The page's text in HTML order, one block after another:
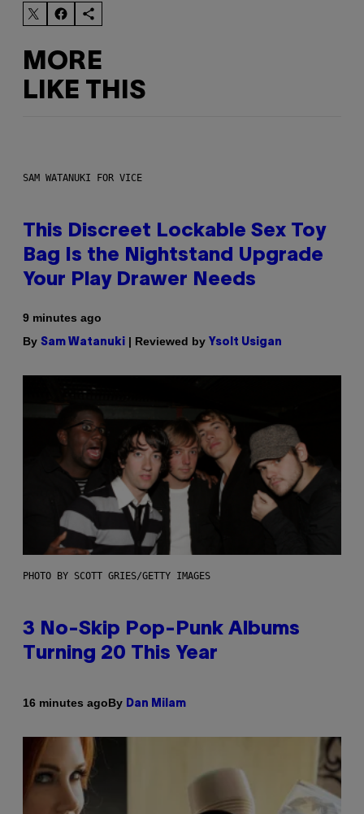
MORE
LIKE THIS
SAM WATANUKI FOR VICE
This Discreet Lockable Sex Toy
Bag Is the Nightstand Upgrade
Your Play Drawer Needs
9 minutes ago
By Sam Watanuki | Reviewed by Ysolt Usigan
PHOTO BY SCOTT GRIES/GETTY IMAGES
3 No-Skip Pop-Punk Albums
Turning 20 This Year
16 minutes agoBy Dan Milam